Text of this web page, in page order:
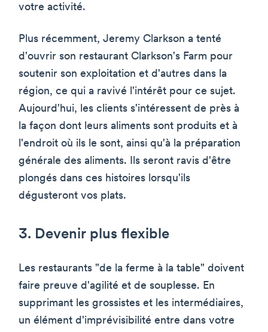
votre activité.
Plus récemment, Jeremy Clarkson a tenté
d'ouvrir son restaurant Clarkson's Farm pour
soutenir son exploitation et d'autres dans la
région, ce qui a ravivé l'intérêt pour ce sujet.
Aujourd'hui, les clients s'intéressent de près à
la façon dont leurs aliments sont produits et à
l'endroit où ils le sont, ainsi qu'à la préparation
générale des aliments. Ils seront ravis d'être
plongés dans ces histoires lorsqu'ils
dégusteront vos plats.
3. Devenir plus flexible
Les restaurants "de la ferme à la table" doivent
faire preuve d'agilité et de souplesse. En
supprimant les grossistes et les intermédiaires,
un élément d'imprévisibilité entre dans votre